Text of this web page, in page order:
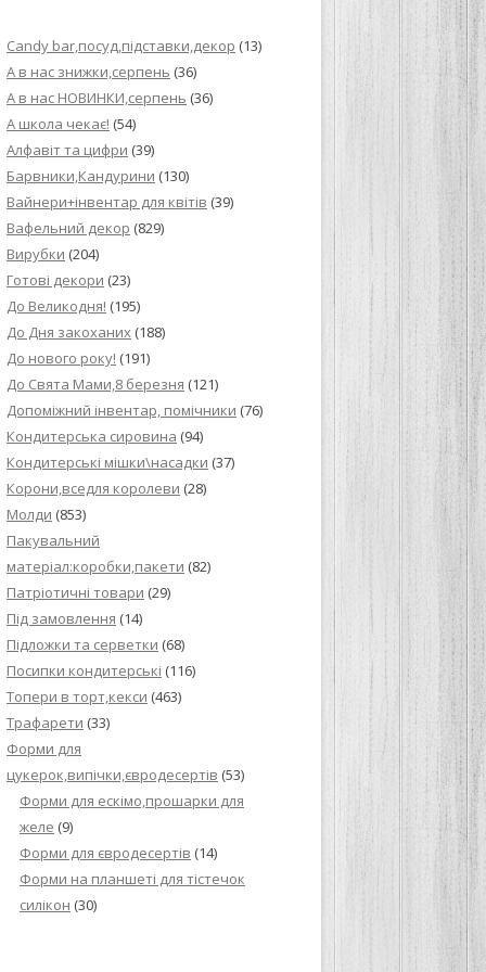
ДЛЯ
НА ОСНОВІ
ПИРОГА З
БАГАТО
Candy bar,посуд,підставки,декор (13)
А в нас знижки,серпень (36)
А в нас НОВИНКИ,серпень (36)
А школа чекає! (54)
Алфавіт та цифри (39)
Барвники,Кандурини (130)
Вайнери+інвентар для квітів (39)
Вафельний декор (829)
Вирубки (204)
Готові декори (23)
До Великодня! (195)
До Дня закоханих (188)
До нового року! (191)
До Свята Мами,8 березня (121)
Допоміжний інвентар, помічники (76)
Кондитерська сировина (94)
Кондитерські мішки\насадки (37)
Корони,вседля королеви (28)
Молди (853)
Пакувальний
матеріал:коробки,пакети (82)
Патріотичні товари (29)
Під замовлення (14)
Підложки та серветки (68)
Посипки кондитерські (116)
Топери в торт,кекси (463)
Трафарети (33)
Форми для
цукерок,випічки,євродесертів (53)
Форми для ескімо,прошарки для
желе (9)
Форми для євродесертів (14)
Форми на планшеті для тістечок
силікон (30)